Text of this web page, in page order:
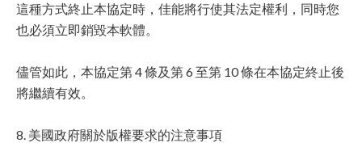
這種方式終止本協定時，佳能將行使其法定權利，同時您
也必須立即銷毀本軟體。
儘管如此，本協定第 4 條及第 6 至第 10 條在本協定終止後
將繼續有效。
8. 美國政府關於版權要求的注意事項